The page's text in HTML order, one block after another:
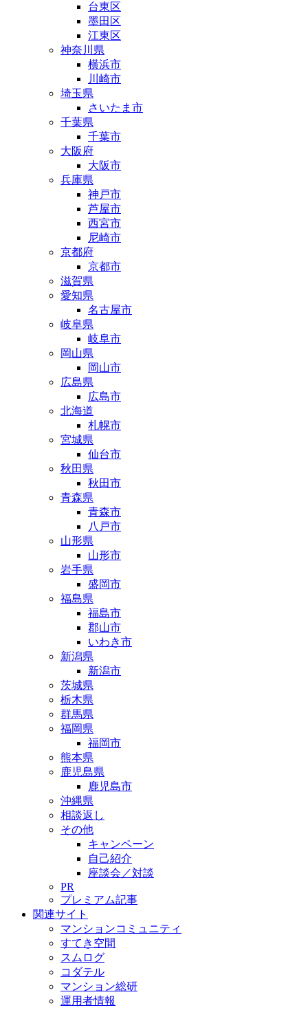
台東区
墨田区
江東区
神奈川県
横浜市
川崎市
埼玉県
さいたま市
千葉県
千葉市
大阪府
大阪市
兵庫県
神戸市
芦屋市
西宮市
尼崎市
京都府
京都市
滋賀県
愛知県
名古屋市
岐阜県
岐阜市
岡山県
岡山市
広島県
広島市
北海道
札幌市
宮城県
仙台市
秋田県
秋田市
青森県
青森市
八戸市
山形県
山形市
岩手県
盛岡市
福島県
福島市
郡山市
いわき市
新潟県
新潟市
茨城県
栃木県
群馬県
福岡県
福岡市
熊本県
鹿児島県
鹿児島市
沖縄県
相談返し
その他
キャンペーン
自己紹介
座談会／対談
PR
プレミアム記事
関連サイト
マンションコミュニティ
すてき空間
スムログ
コダテル
マンション総研
運用者情報